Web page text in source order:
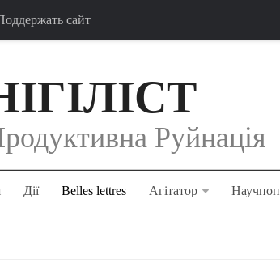
сайт
Руйнація
Дії Belles lettres Агітатор Научпоп